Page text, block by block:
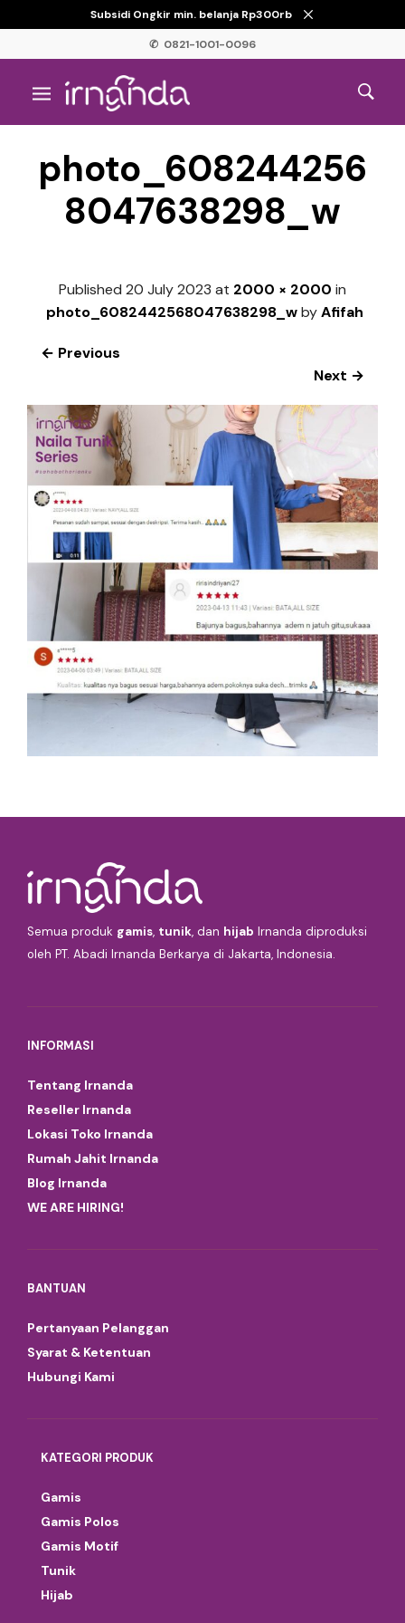
Subsidi Ongkir min. belanja Rp300rb
✆ 0821-1001-0096
photo_608244256
8047638298_w
Published 20 July 2023 at 2000 × 2000 in
photo_6082442568047638298_wbyAfifah
← Previous
Next →
Semua produk gamis, tunik, dan hijab Irnanda diproduksi
oleh PT. Abadi Irnanda Berkarya di Jakarta, Indonesia.
INFORMASI
Tentang Irnanda
Reseller Irnanda
Lokasi Toko Irnanda
Rumah Jahit Irnanda
Blog Irnanda
WE ARE HIRING!
BANTUAN
Pertanyaan Pelanggan
Syarat & Ketentuan
Hubungi Kami
KATEGORI PRODUK
Gamis
Gamis Polos
Gamis Motif
Tunik
Hijab